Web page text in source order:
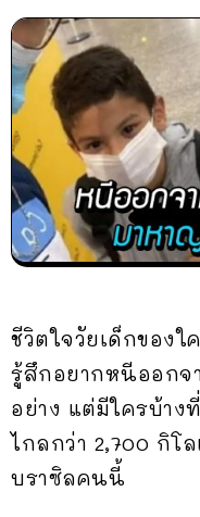
ชีวิตใจวัยเด็กของ
รู้สึกอยากหนีออกจ
อย่าง แต่มีใครบ้าง
ไกลกว่า 2,700 กิโ
บราซิลคนนี้